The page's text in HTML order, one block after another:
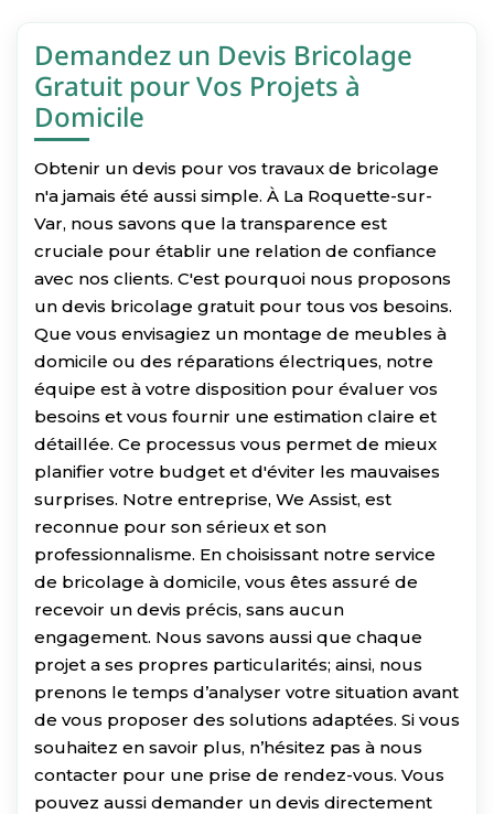
Demandez un Devis Bricolage
Gratuit pour Vos Projets à
Domicile
Obtenir un devis pour vos travaux de bricolage
n'a jamais été aussi simple. À La Roquette-sur-
Var, nous savons que la transparence est
cruciale pour établir une relation de confiance
avec nos clients. C'est pourquoi nous proposons
un devis bricolage gratuit pour tous vos besoins.
Que vous envisagiez un montage de meubles à
domicile ou des réparations électriques, notre
équipe est à votre disposition pour évaluer vos
besoins et vous fournir une estimation claire et
détaillée. Ce processus vous permet de mieux
planifier votre budget et d'éviter les mauvaises
surprises. Notre entreprise, We Assist, est
reconnue pour son sérieux et son
professionnalisme. En choisissant notre service
de bricolage à domicile, vous êtes assuré de
recevoir un devis précis, sans aucun
engagement. Nous savons aussi que chaque
projet a ses propres particularités; ainsi, nous
prenons le temps d’analyser votre situation avant
de vous proposer des solutions adaptées. Si vous
souhaitez en savoir plus, n’hésitez pas à nous
contacter pour une prise de rendez-vous. Vous
pouvez aussi demander un devis directement